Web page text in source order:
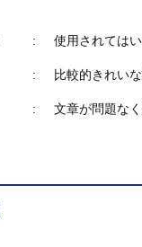
使用されては
比較的きれい
文章が問題な